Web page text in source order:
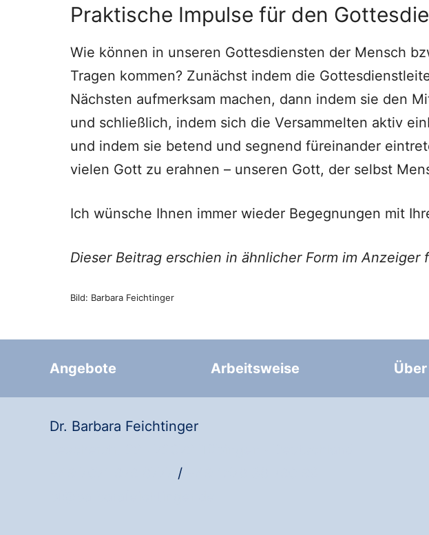
Praktische Impulse für den
Wie können in unseren Gottesdiensten der Mensch
Tragen kommen? Zunächst indem die
Nächsten aufmerksam machen, dann indem sie den
und schließlich, indem sich die Versammelten aktiv
und indem sie betend und segnend füreinander
vielen Gott zu erahnen – unseren Gott, der selbst
Ich wünsche Ihnen immer wieder Begegnungen mit
Dieser Beitrag erschien in ähnlicher Form im Anzeiger
Bild: Barbara Feichtinger
Angebote Arbeitsweise
Dr. Barbara Feichtinger
/